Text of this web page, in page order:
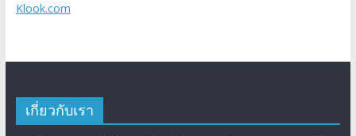
Klook.com
เกี่ยวกับเรา